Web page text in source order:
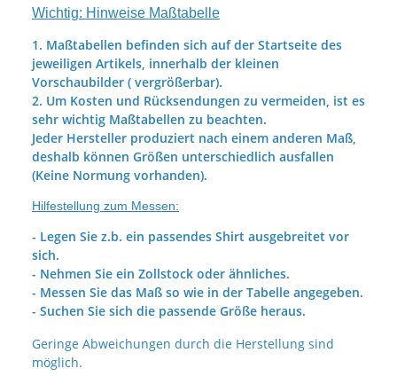
Wichtig: Hinweise Maßtabelle
1. Maßtabellen befinden sich auf der Startseite des
jeweiligen Artikels, innerhalb der kleinen
Vorschaubilder ( vergrößerbar).
2. Um Kosten und Rücksendungen zu vermeiden, ist es
sehr wichtig Maßtabellen zu beachten.
Jeder Hersteller produziert nach einem anderen Maß,
deshalb können Größen unterschiedlich ausfallen
(Keine Normung vorhanden).
Hilfestellung zum Messen:
- Legen Sie z.b. ein passendes Shirt ausgebreitet vor
sich.
- Nehmen Sie ein Zollstock oder ähnliches.
- Messen Sie das Maß so wie in der Tabelle angegeben.
- Suchen Sie sich die passende Größe heraus.
Geringe Abweichungen durch die Herstellung sind
möglich.